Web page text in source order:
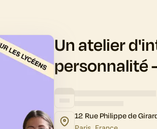
Un atelier
personnalité
12 Rue Philippe de